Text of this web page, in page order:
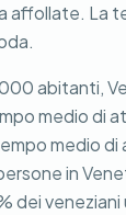
affollate. La
abitanti,
medio di
medio
in
dei veneziani